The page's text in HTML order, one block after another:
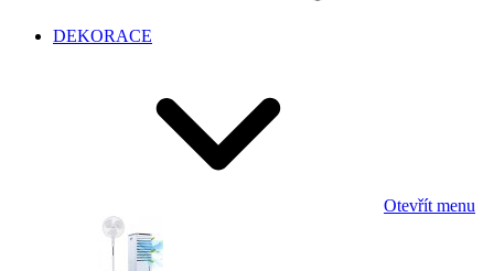
DEKORACE
Otevřít menu